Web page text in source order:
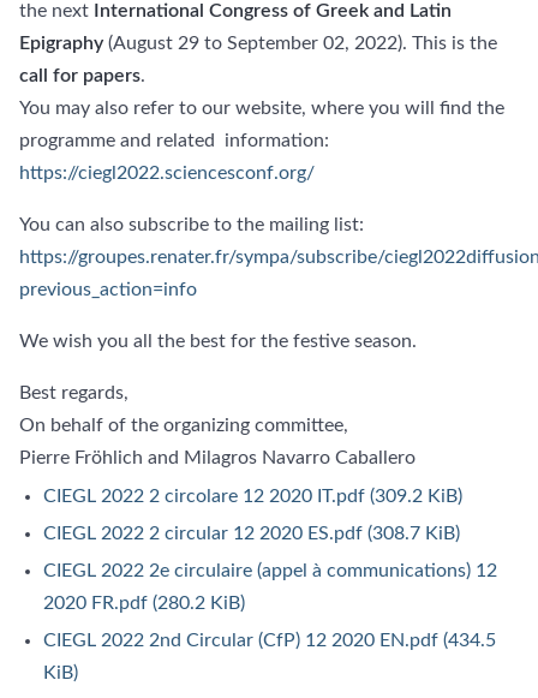
the next
International Congress of Greek and Latin
Epigraphy (August 29 to September 02, 2022). This is the
call for papers.
You may also refer to our website, where you will find the
programme and related information:
https://ciegl2022.sciencesconf.org/
You can also subscribe to the mailing list:
https://groupes.renater.fr/sympa/subscribe/
previous_action=info
We wish you all the best for the festive season.
Best regards,
On behalf of the organizing committee,
Pierre Fröhlich and Milagros Navarro Caballero
CIEGL 2022 2 circolare 12 2020 IT.pdf (309.2 KiB)
CIEGL 2022 2 circular 12 2020 ES.pdf (308.7 KiB)
CIEGL 2022 2e circulaire (appel à communications) 12
2020 FR.pdf (280.2 KiB)
CIEGL 2022 2nd Circular (CfP) 12 2020 EN.pdf (434.5
KiB)